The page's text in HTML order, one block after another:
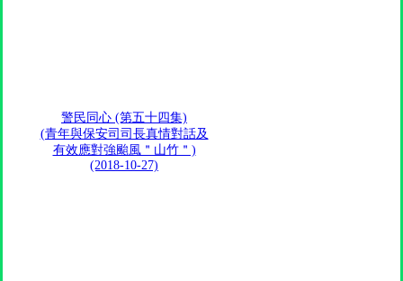
警民同心 (第五十四集)
(青年與保安司司長真情對話及
有效應對強颱風＂山竹＂)
(2018-10-27)